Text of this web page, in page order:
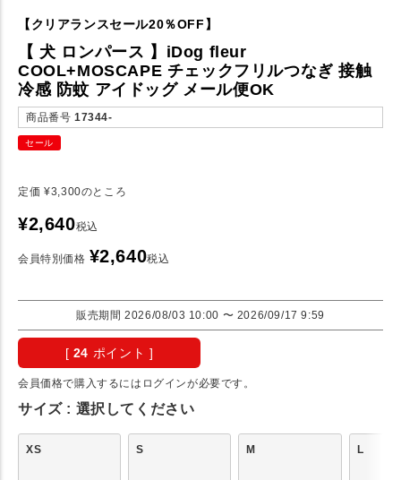
【クリアランスセール20％OFF】
【 犬 ロンパース 】iDog fleur
COOL+MOSCAPE チェックフリルつなぎ 接触
冷感 防蚊 アイドッグ メール便OK
商品番号 17344-
セール
定価 ¥3,300のところ
¥2,640税込
会員特別価格 ¥2,640税込
販売期間 2026/08/03 10:00 〜 2026/09/17 9:59
[ 24 ポイント ]
会員価格で購入するにはログインが必要です。
サイズ 選択してください
XS S M L